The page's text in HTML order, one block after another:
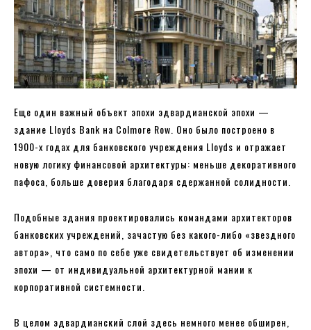
Еще один важный объект эпохи эдвардианской эпохи —
здание Lloyds Bank на Colmore Row. Оно было построено в
1900-х годах для банковского учреждения Lloyds и отражает
новую логику финансовой архитектуры: меньше декоративного
пафоса, больше доверия благодаря сдержанной солидности.
Подобные здания проектировались командами архитекторов
банковских учреждений, зачастую без какого-либо «звездного
автора», что само по себе уже свидетельствует об изменении
эпохи — от индивидуальной архитектурной мании к
корпоративной системности.
В целом эдвардианский слой здесь немного менее обширен,